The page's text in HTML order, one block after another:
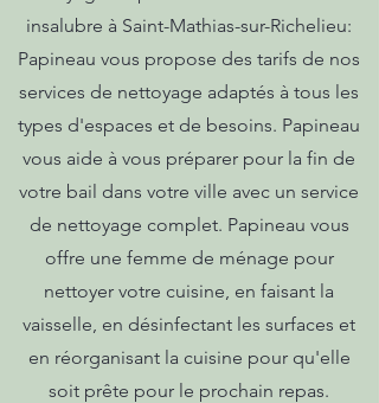
insalubre à Saint-Mathias-sur-Richelieu:
Papineau vous propose des tarifs de nos
services de nettoyage adaptés à tous les
types d'espaces et de besoins. Papineau
vous aide à vous préparer pour la fin de
votre bail dans votre ville avec un service
de nettoyage complet. Papineau vous
offre une femme de ménage pour
nettoyer votre cuisine, en faisant la
vaisselle, en désinfectant les surfaces et
en réorganisant la cuisine pour qu'elle
soit prête pour le prochain repas.